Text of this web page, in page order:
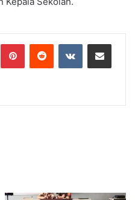
PinterestReddit VKontakteShare via Email